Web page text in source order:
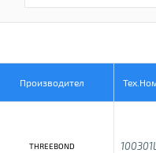
Производител
THREEBOND